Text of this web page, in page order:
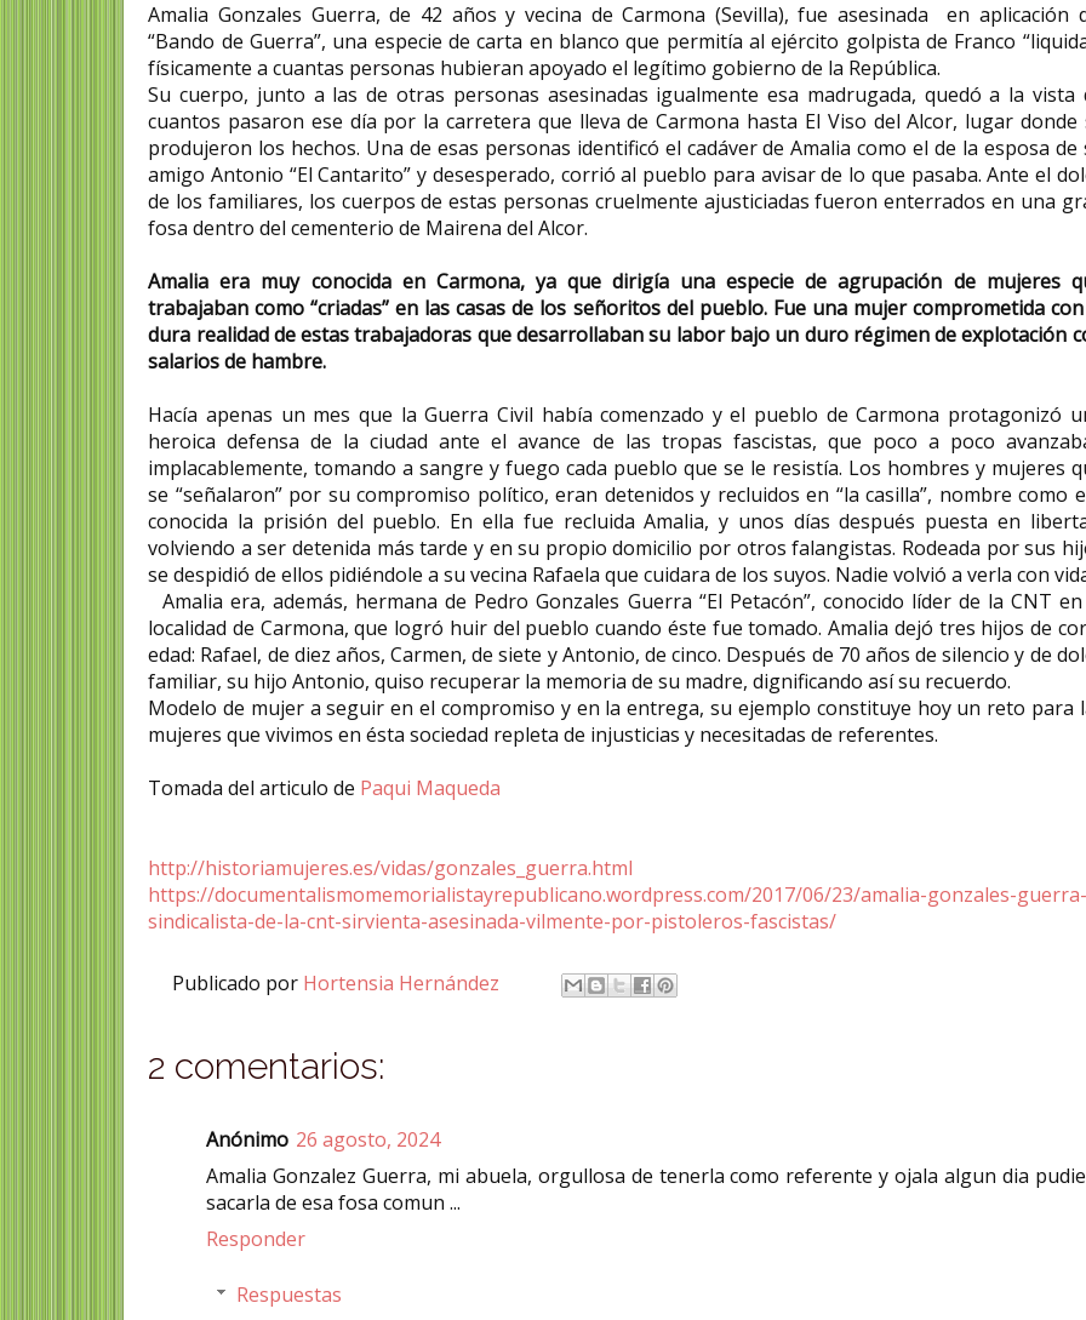
Amalia Gonzales Guerra, de 42 años y vecina de Carmona (Sevilla), fue asesinada en aplicación
“Bando de Guerra”, una especie de carta en blanco que permitía al ejército golpista de Franco
físicamente a cuantas personas hubieran apoyado el legítimo gobierno de la República.
Su cuerpo, junto a las de otras personas asesinadas igualmente esa madrugada, quedó a la vista
cuantos pasaron ese día por la carretera que lleva de Carmona hasta El Viso del Alcor, lugar donde
produjeron los hechos. Una de esas personas identificó el cadáver de Amalia como el de la esposa de
amigo Antonio “El Cantarito” y desesperado, corrió al pueblo para avisar de lo que pasaba. Ante el
de los familiares, los cuerpos de estas personas cruelmente ajusticiadas fueron enterrados en una
fosa dentro del cementerio de Mairena del Alcor.
Amalia era muy conocida en Carmona, ya que dirigía una especie de agrupación de mujeres
trabajaban como “criadas” en las casas de los señoritos del pueblo. Fue una mujer comprometida
dura realidad de estas trabajadoras que desarrollaban su labor bajo un duro régimen de explotación
salarios de hambre.
Hacía apenas un mes que la Guerra Civil había comenzado y el pueblo de Carmona protagonizó
heroica defensa de la ciudad ante el avance de las tropas fascistas, que poco a poco
implacablemente, tomando a sangre y fuego cada pueblo que se le resistía. Los hombres y mujeres
se “señalaron” por su compromiso político, eran detenidos y recluidos en “la casilla”, nombre como
conocida la prisión del pueblo. En ella fue recluida Amalia, y unos días después puesta en
volviendo a ser detenida más tarde y en su propio domicilio por otros falangistas. Rodeada por sus
se despidió de ellos pidiéndole a su vecina Rafaela que cuidara de los suyos. Nadie volvió a verla con
Amalia era, además, hermana de Pedro Gonzales Guerra “El Petacón”, conocido líder de la CNT
localidad de Carmona, que logró huir del pueblo cuando éste fue tomado. Amalia dejó tres hijos de
edad: Rafael, de diez años, Carmen, de siete y Antonio, de cinco. Después de 70 años de silencio y de
familiar, su hijo Antonio, quiso recuperar la memoria de su madre, dignificando así su recuerdo.
Modelo de mujer a seguir en el compromiso y en la entrega, su ejemplo constituye hoy un reto para
mujeres que vivimos en ésta sociedad repleta de injusticias y necesitadas de referentes.
Tomada del articulo de Paqui Maqueda
http://historiamujeres.es/vidas/gonzales_guerra.html
https://documentalismomemorialistayrepublicano.wordpress.com/2017/06/23/amalia-gonzales-guerra-
sindicalista-de-la-cnt-sirvienta-asesinada-vilmente-por-pistoleros-fascistas/
Publicado por Hortensia Hernández
2 comentarios:
Anónimo 26 agosto, 2024
Amalia Gonzalez Guerra, mi abuela, orgullosa de tenerla como referente y ojala algun dia
sacarla de esa fosa comun ...
Responder
Respuestas